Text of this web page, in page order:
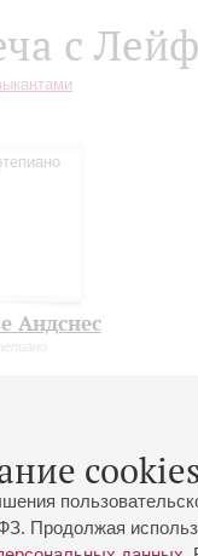
Продолжая
с
Андснес